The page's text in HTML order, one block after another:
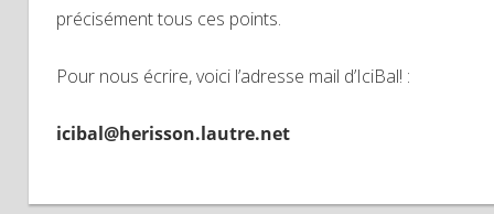
précisément tous ces points.
Pour nous écrire, voici l’adresse mail d’IciBal! :
icibal@herisson.lautre.net